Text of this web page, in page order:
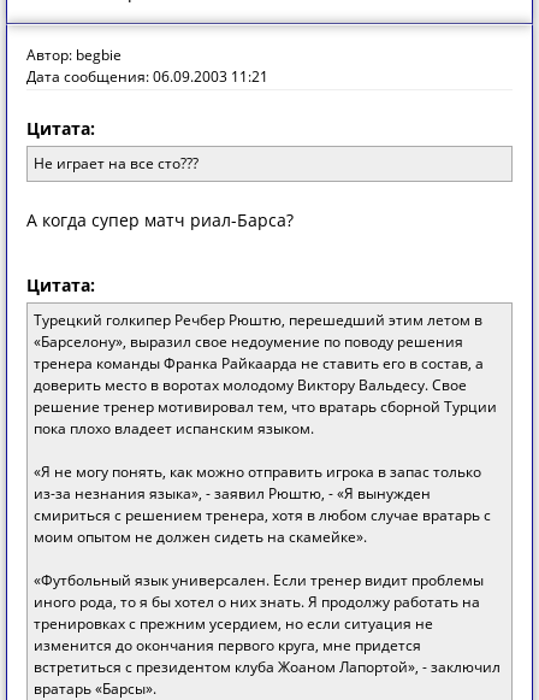
Автор: begbie
Дата сообщения: 06.09.2003 11:21
Цитата:
Не играет на все сто???
А когда супер матч риал-Барса?
Цитата:
Турецкий голкипер Речбер Рюштю, перешедший этим летом в
«Барселону», выразил свое недоумение по поводу решения
тренера команды Франка Райкаарда не ставить его в состав, а
доверить место в воротах молодому Виктору Вальдесу. Свое
решение тренер мотивировал тем, что вратарь сборной Турции
пока плохо владеет испанским языком.
«Я не могу понять, как можно отправить игрока в запас только
из-за незнания языка», - заявил Рюштю, - «Я вынужден
смириться с решением тренера, хотя в любом случае вратарь с
моим опытом не должен сидеть на скамейке».
«Футбольный язык универсален. Если тренер видит проблемы
иного рода, то я бы хотел о них знать. Я продолжу работать на
тренировках с прежним усердием, но если ситуация не
изменится до окончания первого круга, мне придется
встретиться с президентом клуба Жоаном Лапортой», - заключил
вратарь «Барсы».